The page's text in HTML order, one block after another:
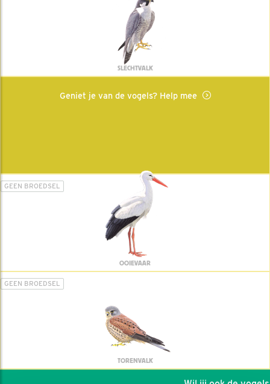
SLECHTVALK
Geniet je van de vogels? Help mee
GEEN BROEDSEL
OOIEVAAR
GEEN BROEDSEL
TORENVALK